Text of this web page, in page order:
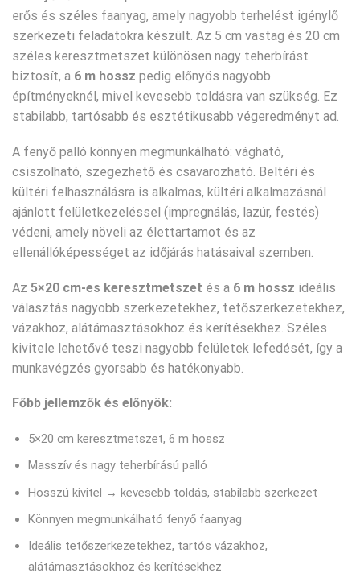
erős és széles faanyag, amely nagyobb terhelést igénylő
szerkezeti feladatokra készült. Az 5 cm vastag és 20 cm
széles keresztmetszet különösen nagy teherbírást
biztosít, a 6 m hossz pedig előnyös nagyobb
építményeknél, mivel kevesebb toldásra van szükség. Ez
stabilabb, tartósabb és esztétikusabb végeredményt ad.
A fenyő palló könnyen megmunkálható: vágható,
csiszolható, szegezhető és csavarozható. Beltéri és
kültéri felhasználásra is alkalmas, kültéri alkalmazásnál
ajánlott felületkezeléssel (impregnálás, lazúr, festés)
védeni, amely növeli az élettartamot és az
ellenállóképességet az időjárás hatásaival szemben.
Az 5×20 cm-es keresztmetszet és a 6 m hossz ideális
választás nagyobb szerkezetekhez, tetőszerkezetekhez,
vázakhoz, alátámasztásokhoz és kerítésekhez. Széles
kivitele lehetővé teszi nagyobb felületek lefedését, így a
munkavégzés gyorsabb és hatékonyabb.
Főbb jellemzők és előnyök:
5×20 cm keresztmetszet, 6 m hossz
Masszív és nagy teherbírású palló
Hosszú kivitel → kevesebb toldás, stabilabb szerkezet
Könnyen megmunkálható fenyő faanyag
Ideális tetőszerkezetekhez, tartós vázakhoz,
alátámasztásokhoz és kerítésekhez